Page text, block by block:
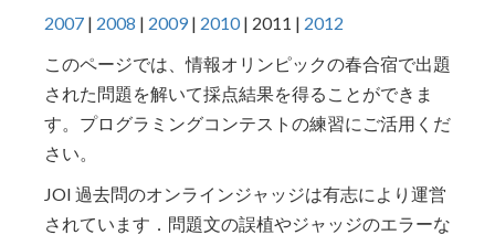
2007 | 2008 | 2009| 2010| 2011 | 2012
このページでは、情報オリンピックの春合宿で出題
された問題を解いて採点結果を得ることができま
す。プログラミングコンテストの練習にご活用くだ
さい。
JOI 過去問のオンラインジャッジは有志により運営
されています．問題文の誤植やジャッジのエラーな